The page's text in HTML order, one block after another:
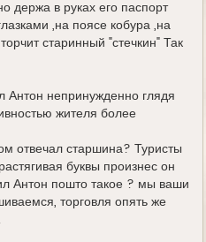
держа в руках его паспорт
,на поясе кобура ,на
старинный "стечкин" Так
Антон непринужденно глядя
жителя более
отвечал старшина? Туристы
буквы произнес он
Антон пошто такое ? мы ваши
торговля опять же